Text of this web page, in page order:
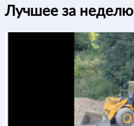
Лучшее за неделю